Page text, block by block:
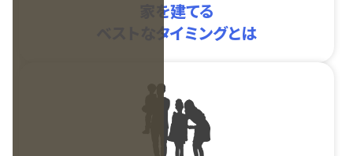
家を建てる
ベストなタイミングとは